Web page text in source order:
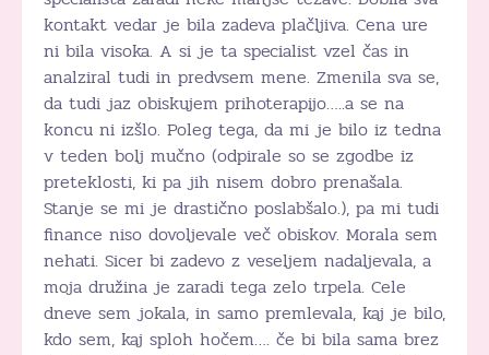
kontakt vedar je bila zadeva plačljiva. Cena ure
ni bila visoka. A si je ta specialist vzel čas in
analziral tudi in predvsem mene. Zmenila sva se,
da tudi jaz obiskujem prihoterapijo…..a se na
koncu ni izšlo. Poleg tega, da mi je bilo iz tedna
v teden bolj mučno (odpirale so se zgodbe iz
preteklosti, ki pa jih nisem dobro prenašala.
Stanje se mi je drastično poslabšalo.), pa mi tudi
finance niso dovoljevale več obiskov. Morala sem
nehati. Sicer bi zadevo z veseljem nadaljevala, a
moja družina je zaradi tega zelo trpela. Cele
dneve sem jokala, in samo premlevala, kaj je bilo,
kdo sem, kaj sploh hočem…. če bi bila sama brez